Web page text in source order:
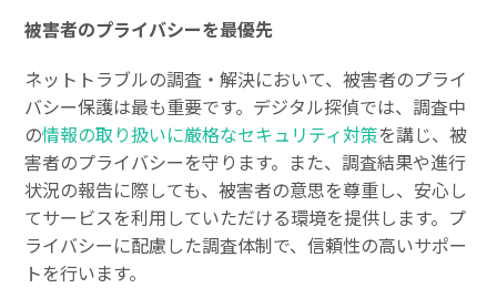
被害者のプライバシーを最優先
ネットトラブルの調査・解決において、被害者のプライ
バシー保護は最も重要です。デジタル探偵では、調査中
の情報の取り扱いに厳格なセキュリティ対策を講じ、被
害者のプライバシーを守ります。また、調査結果や進行
状況の報告に際しても、被害者の意思を尊重し、安心し
てサービスを利用していただける環境を提供します。プ
ライバシーに配慮した調査体制で、信頼性の高いサポー
トを行います。